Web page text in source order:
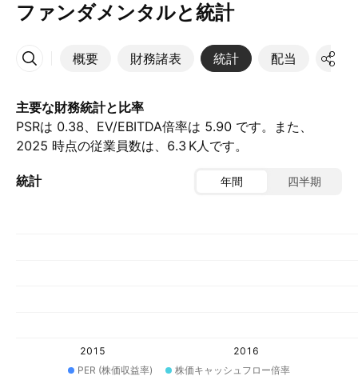
ファンダメンタルと統計
概要 財務諸表 統計 配当 決算
その他
主要な財務統計と比率
PSRは 0.38、EV/EBITDA倍率は 5.90 です。また、
2025 時点の従業員数は、‪6.3 K‬人です。
統計 年間 四半期
2015
2016
PER (株価収益率)
株価キャッシュフロー倍率